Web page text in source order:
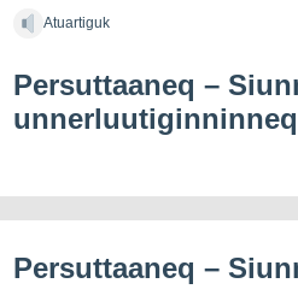
Atuartiguk
Persuttaaneq –
unnerluutiginninneq
Persuttaaneq –